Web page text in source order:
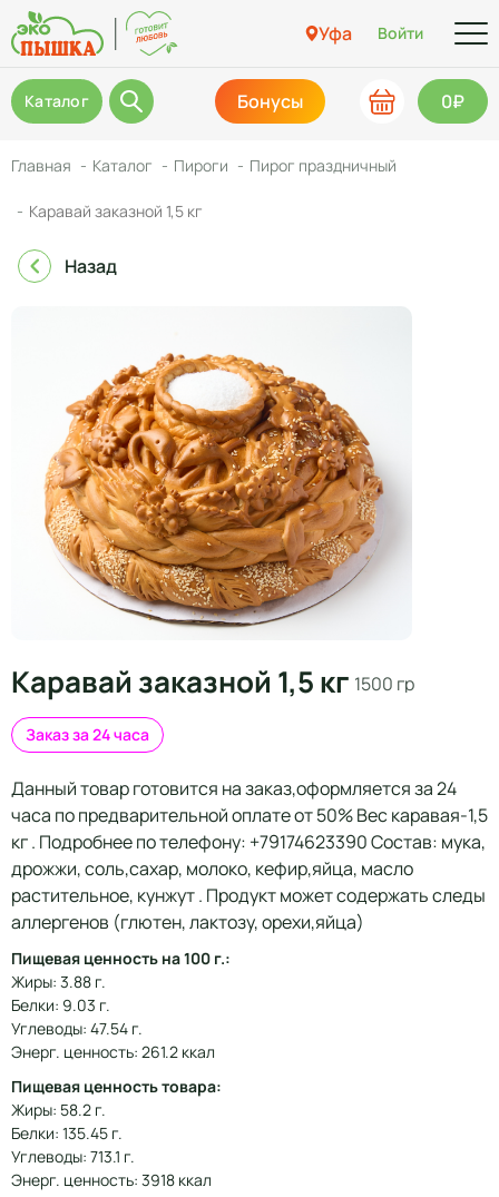
Уфа Войти
Каталог Бонусы 0₽
Главная Каталог Пироги Пирог праздничный
Каравай заказной 1,5 кг
Назад
Каравай заказной 1,5 кг 1500 гр
Заказ за 24 часа
Данный товар готовится на заказ,оформляется за 24
часа по предварительной оплате от 50% Вес каравая-1,5
кг . Подробнее по телефону: +79174623390 Состав: мука,
дрожжи, соль,сахар, молоко, кефир,яйца, масло
растительное, кунжут . Продукт может содержать следы
аллергенов (глютен, лактозу, орехи,яйца)
Пищевая ценность на 100 г.:
Жиры: 3.88 г.
Белки: 9.03 г.
Углеводы: 47.54 г.
Энерг. ценность: 261.2 ккал
Пищевая ценность товара:
Жиры: 58.2 г.
Белки: 135.45 г.
Углеводы: 713.1 г.
Энерг. ценность: 3918 ккал